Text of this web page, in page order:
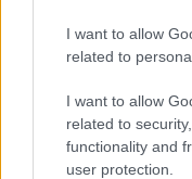
I want to allow
related to
I want to allow
related to
functionality and
user protection.
A rendelkezésre
hogy az idei év